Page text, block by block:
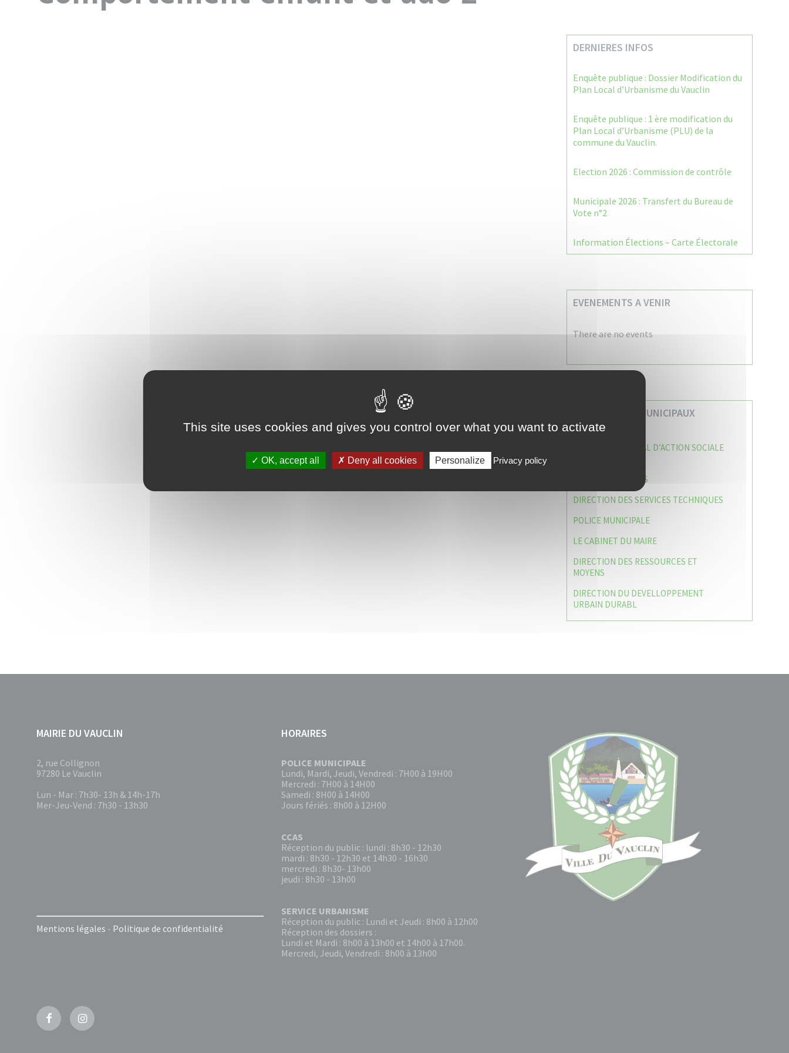
DERNIERES INFOS
Enquête publique : Dossier Modification du
Plan Local d’Urbanisme du Vauclin
Enquête publique : 1 ère modification du
Plan Local d’Urbanisme (PLU) de la
commune du Vauclin.
Election 2026 : Commission de contrôle
Municipale 2026 : Transfert du Bureau de
Vote n°2
Information Élections – Carte Électorale
EVENEMENTS A VENIR
There are no events
VOS SERVICES MUNICIPAUX
CENTRE COMMUNAL D’ACTION SOCIALE
CAISSE DES ÉCOLES
DIRECTION DES SERVICES TECHNIQUES
POLICE MUNICIPALE
LE CABINET DU MAIRE
DIRECTION DES RESSOURCES ET
MOYENS
DIRECTION DU DEVELLOPPEMENT
URBAIN DURABL
MAIRIE DU VAUCLIN
2, rue Collignon
97280 Le Vauclin
Lun - Mar : 7h30- 13h & 14h-17h
Mer-Jeu-Vend : 7h30 - 13h30
Mentions légales - Politique de confidentialité
HORAIRES
POLICE MUNICIPALE
Lundi, Mardi, Jeudi, Vendredi : 7H00 à 19H00
Mercredi : 7H00 à 14H00
Samedi : 8H00 à 14H00
Jours fériés : 8h00 à 12H00
CCAS
Réception du public : lundi : 8h30 - 12h30
mardi : 8h30 - 12h30 et 14h30 - 16h30
mercredi : 8h30- 13h00
jeudi : 8h30 - 13h00
SERVICE URBANISME
Réception du public : Lundi et Jeudi : 8h00 à 12h00
Réception des dossiers :
Lundi et Mardi : 8h00 à 13h00 et 14h00 à 17h00.
Mercredi, Jeudi, Vendredi : 8h00 à 13h00
FacebookInstagram
This site uses cookies and gives you control over what you want to activate
OK, accept all Deny all cookies Personalize Privacy policy